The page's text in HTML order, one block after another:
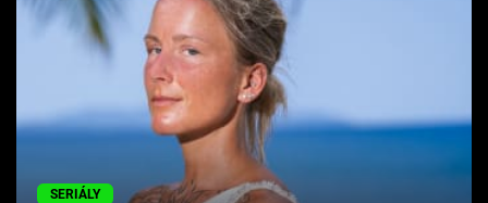
Filmy
Hry
Cool Esport
SERIÁLY